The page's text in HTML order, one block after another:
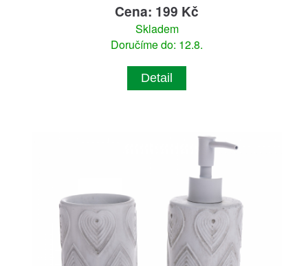
Cena: 199 Kč
Skladem
Doručíme do: 12.8.
Detail